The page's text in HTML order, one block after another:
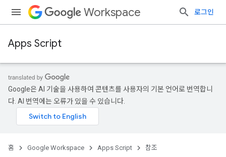
Workspace 로그인
Apps Script
Google은 AI 기술을 사용하여 콘텐츠를 사용자의 기본 언어로 번역합니
다. AI 번역에는 오류가 있을 수 있습니다.
홈 Google Workspace Apps Script 참조